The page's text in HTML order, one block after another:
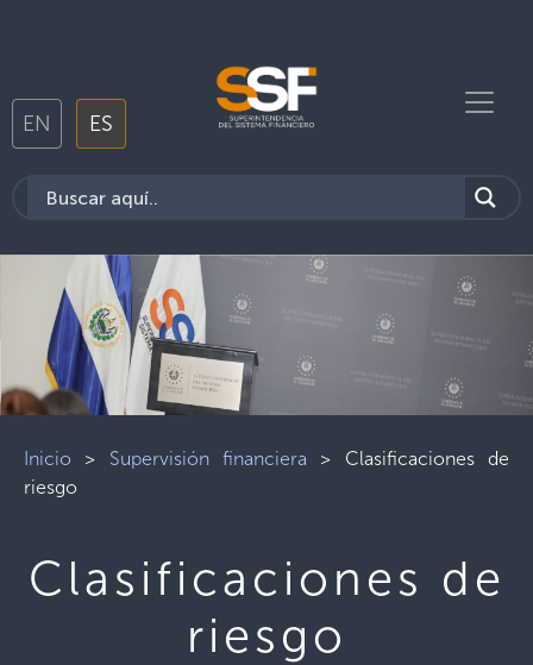
EN ES
Inicio > Supervisión financiera > Clasificaciones de
riesgo
Clasificaciones de
riesgo